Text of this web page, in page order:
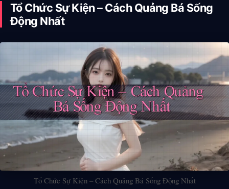
Tổ Chức Sự Kiện – Cách Quảng Bá Sống
Động Nhất
Tổ Chức Sự Kiện – Cách Quảng Bá Sống Động Nhất